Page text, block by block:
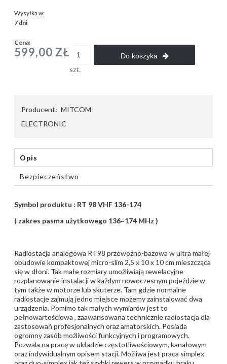
Wysyłka w:
7 dni
Cena:
599,00 ZŁ
szt.
Do koszyka
Producent: MITCOM-
ELECTRONIC
Opis
Bezpieczeństwo
Symbol produktu : RT 98 VHF 136-174
( zakres pasma użytkowego 136~174 MHz )
Radiostacja analogowa RT98 przewoźno-bazowa w ultra małej
obudowie kompaktowej micro-slim 2,5 x 10 x 10 cm mieszcząca
się w dłoni. Tak małe rozmiary umożliwiają rewelacyjne
rozplanowanie instalacji w każdym nowoczesnym pojeździe w
tym także w motorze lub skuterze. Tam gdzie normalne
radiostacje zajmują jedno miejsce możemy zainstalować dwa
urządzenia. Pomimo tak małych wymiarów jest to
pełnowartościowa , zaawansowana technicznie radiostacja dla
zastosowań profesjonalnych oraz amatorskich. Posiada
ogromny zasób możliwości funkcyjnych i programowych.
Pozwala na pracę w układzie częstotliwościowym, kanałowym
oraz indywidualnym opisem stacji. Możliwa jest praca simplex